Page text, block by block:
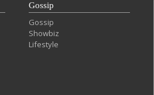
Gossip
Gossip
Showbiz
Lifestyle